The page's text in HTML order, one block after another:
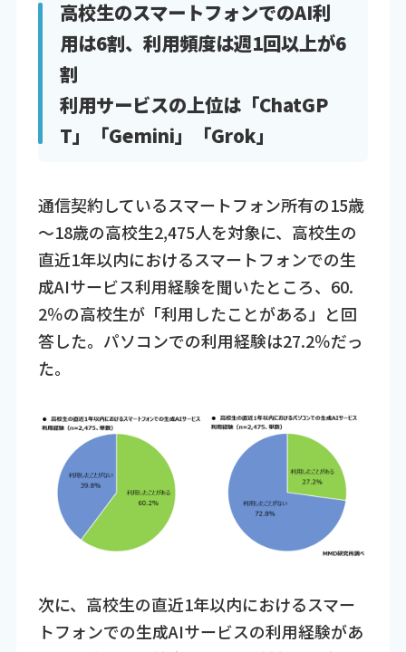
高校生のスマートフォンでのAI利
用は6割、利用頻度は週1回以上が6
割
利用サービスの上位は「ChatGP
T」「Gemini」「Grok」
通信契約しているスマートフォン所有の15歳
～18歳の高校生2,475人を対象に、高校生の
直近1年以内におけるスマートフォンでの生
成AIサービス利用経験を聞いたところ、60.
2％の高校生が「利用したことがある」と回
答した。パソコンでの利用経験は27.2％だっ
た。
次に、高校生の直近1年以内におけるスマー
トフォンでの生成AIサービスの利用経験があ